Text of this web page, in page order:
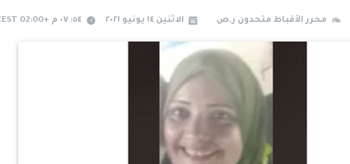
محرر الأقباط متحدون ر.ص الاثنين ١٤ يونيو ٢٠٢١ ٥٤: ٠٧ م +02:00 CEST